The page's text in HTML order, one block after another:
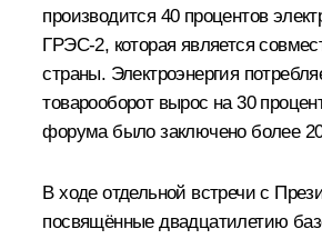
производится 40 процентов
ГРЭС-2, которая является
страны. Электроэнергия
товарооборот вырос на 30
форума было заключено более
В ходе отдельной встречи с
посвящённые двадцатилетию